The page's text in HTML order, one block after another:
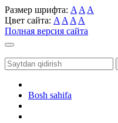
Размер шрифта: A A A
Цвет сайта: A A A A
Полная версия сайта
Toggle
navigation
Qidirish
Bosh sahifa